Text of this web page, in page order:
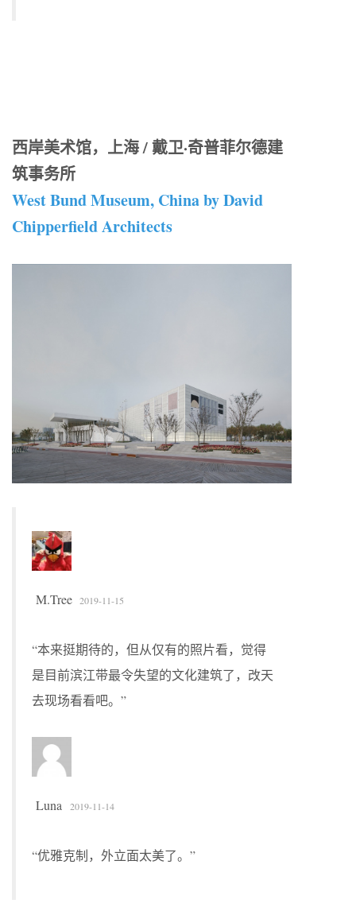
西岸美术馆，上海 / 戴卫·奇普菲尔德建
筑事务所
West Bund Museum, China by David
Chipperfield Architects
M.Tree 2019-11-15
“本来挺期待的，但从仅有的照片看，觉得
是目前滨江带最令失望的文化建筑了，改天
去现场看看吧。”
Luna 2019-11-14
“优雅克制，外立面太美了。”